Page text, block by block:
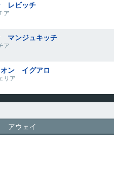
レビッチ
ア
マンジュキッチ
ア
オン イグアロ
リア
アウェイ